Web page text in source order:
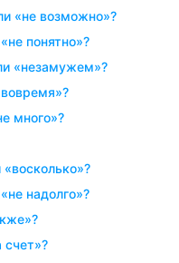
«не возможно»?
«не понятно»?
«незамужем»?
много»?
«восколько»?
«не надолго»?
счет»?